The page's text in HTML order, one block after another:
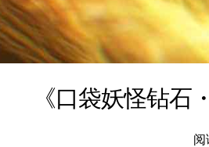
《口袋妖怪钻
阅